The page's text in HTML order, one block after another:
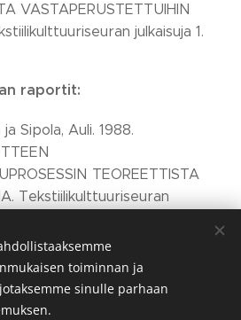
VASTAPERUSTETTUIHIN
julkaisuja 1.
raportit:
Sipola, Auli. 1988.
TEOREETTISTA
Tekstiilikulttuuriseuran
1976. VAATETUS KEHON
SÄÄTELIJÄNÄ.
raportteja 1.
toiminnan ja
sinulle parhaan